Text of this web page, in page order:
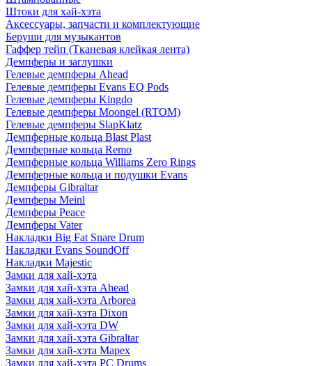
Штоки для хай-хэта
Аксессуары, запчасти и комплектующие
Беруши для музыкантов
Гаффер тейп (Тканевая клейкая лента)
Демпферы и заглушки
Гелевые демпферы Ahead
Гелевые демпферы Evans EQ Pods
Гелевые демпферы Kingdo
Гелевые демпферы Moongel (RTOM)
Гелевые демпферы SlapKlatz
Демпферные кольца Blast Plast
Демпферные кольца Remo
Демпферные кольца Williams Zero Rings
Демпферные кольца и подушки Evans
Демпферы Gibraltar
Демпферы Meinl
Демпферы Peace
Демпферы Vater
Накладки Big Fat Snare Drum
Накладки Evans SoundOff
Накладки Majestic
Замки для хай-хэта
Замки для хай-хэта Ahead
Замки для хай-хэта Arborea
Замки для хай-хэта Dixon
Замки для хай-хэта DW
Замки для хай-хэта Gibraltar
Замки для хай-хэта Mapex
Замки для хай-хэта PC Drums